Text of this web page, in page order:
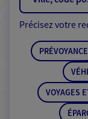
Précisez votre
PRÉVOYANCE
VOYAGES